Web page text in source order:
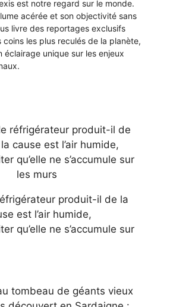
est notre regard sur le monde.
acérée et son objectivité sans
livre des reportages exclusifs
coins les plus reculés de la planète,
éclairage unique sur les enjeux
produit-il de la
est l’air humide,
qu’elle ne s’accumule sur